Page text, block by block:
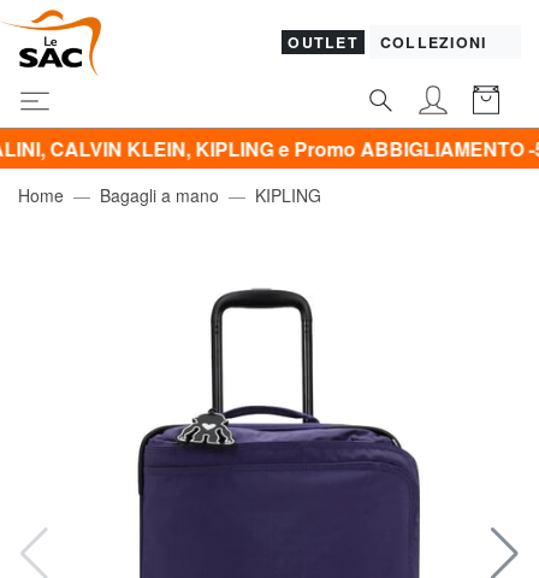
OUTLET COLLEZIONI
KLEIN, KIPLING e Promo ABBIGLIAMENTO -50% | -
Home Bagagli a mano KIPLING